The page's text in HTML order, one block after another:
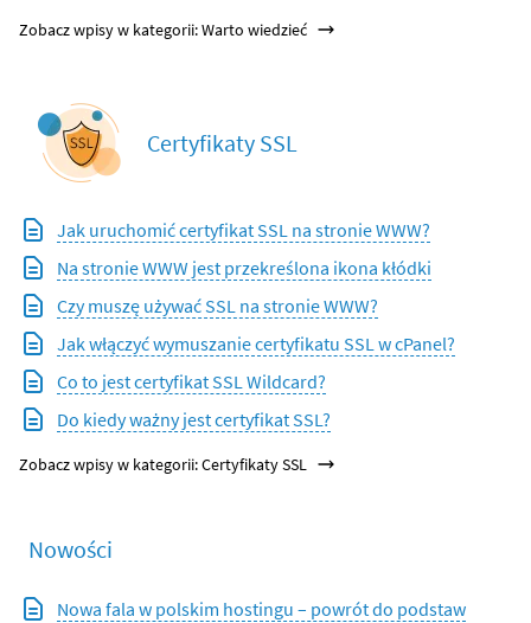
Zobacz wpisy w kategorii: Warto wiedzieć
Certyfikaty SSL
Jak uruchomić certyfikat SSL na stronie WWW?
Na stronie WWW jest przekreślona ikona kłódki
Czy muszę używać SSL na stronie WWW?
Jak włączyć wymuszanie certyfikatu SSL w cPanel?
Co to jest certyfikat SSL Wildcard?
Do kiedy ważny jest certyfikat SSL?
Zobacz wpisy w kategorii: Certyfikaty SSL
Nowości
Nowa fala w polskim hostingu – powrót do podstaw